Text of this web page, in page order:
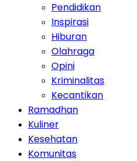
Pendidikan
Inspirasi
Hiburan
Olahraga
Opini
Kriminalitas
Kecantikan
Ramadhan
Kuliner
Kesehatan
Komunitas